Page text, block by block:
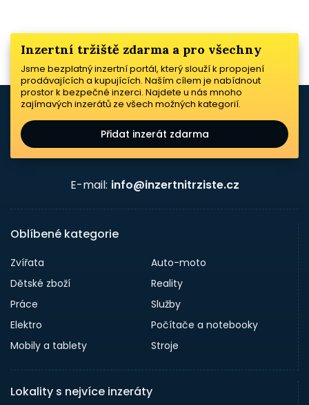
Inzertní tržiště zdarma a pro všechny
Jsme bezplatný inzertní portál, který slouží k propojení
prodávajících a kupujících. Naším cílem je nabídnout
prostor k bezpečné inzerci. Najdete u nás mnoho
zajímavých inzerátů ze všech možných kategorií.
Přidat inzerát zdarma
E-mail: info@inzertnitrziste.cz
Oblíbené kategorie
Zvířata
Auto-moto
Dětské zboží
Reality
Práce
Služby
Elektro
Počítače a notebooky
Mobily a tablety
Stroje
Lokality s nejvíce inzeráty